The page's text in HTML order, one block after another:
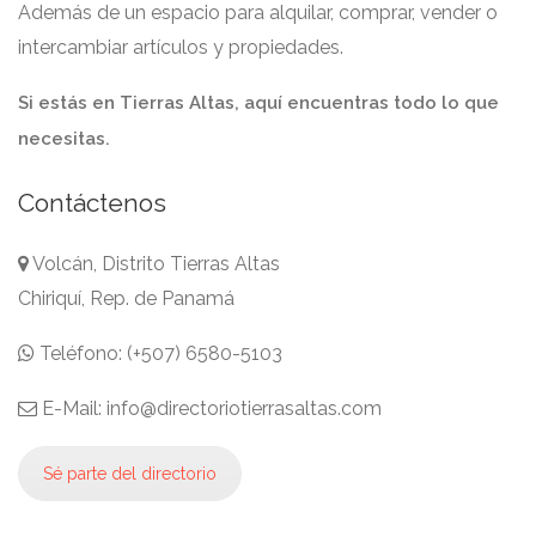
Además de un espacio para alquilar, comprar, vender o
intercambiar artículos y propiedades.
Si estás en Tierras Altas, aquí encuentras todo lo que
necesitas.
Contáctenos
Volcán, Distrito Tierras Altas
Chiriquí, Rep. de Panamá
Teléfono: (+507) 6580-5103
E-Mail: info@directoriotierrasaltas.com
Sé parte del directorio